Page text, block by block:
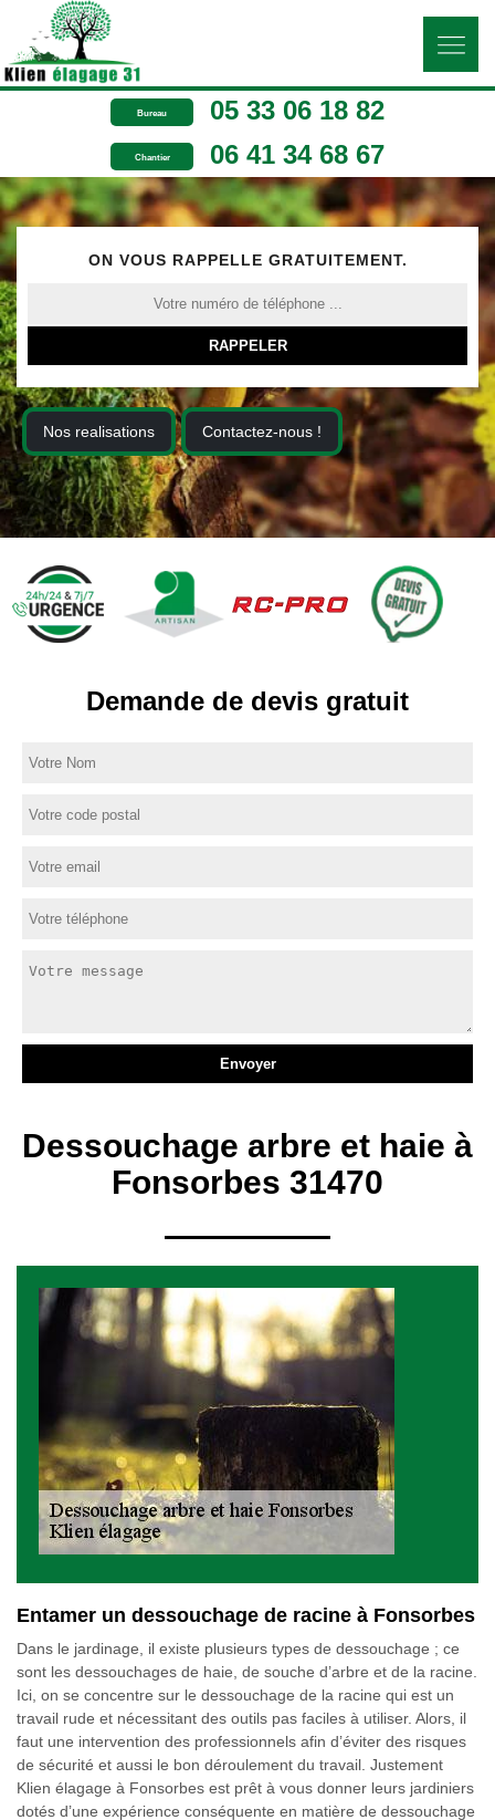
Bureau 05 33 06 18 82
Chantier 06 41 34 68 67
ON VOUS RAPPELLE GRATUITEMENT.
Nos realisations Contactez-nous !
Demande de devis gratuit
Dessouchage arbre et haie à
Fonsorbes 31470
Entamer un dessouchage de racine à Fonsorbes
Dans le jardinage, il existe plusieurs types de dessouchage ; ce
sont les dessouchages de haie, de souche d’arbre et de la racine.
Ici, on se concentre sur le dessouchage de la racine qui est un
travail rude et nécessitant des outils pas faciles à utiliser. Alors, il
faut une intervention des professionnels afin d’éviter des risques
de sécurité et aussi le bon déroulement du travail. Justement
Klien élagage à Fonsorbes est prêt à vous donner leurs jardiniers
dotés d’une expérience conséquente en matière de dessouchage